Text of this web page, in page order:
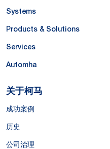
Systems
Products & Solutions
Services
Automha
关于柯马
成功案例
历史
公司治理